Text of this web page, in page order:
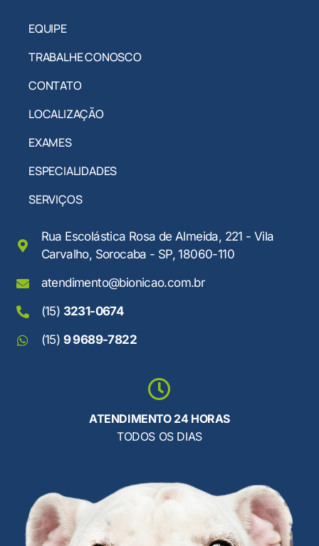
EQUIPE
TRABALHE CONOSCO
CONTATO
LOCALIZAÇÃO
EXAMES
ESPECIALIDADES
SERVIÇOS
Rua Escolástica Rosa de Almeida, 221 - Vila
Carvalho, Sorocaba - SP, 18060-110
atendimento@bionicao.com.br
(15) 3231-0674
(15) 9 9689-7822
ATENDIMENTO 24 HORAS
TODOS OS DIAS